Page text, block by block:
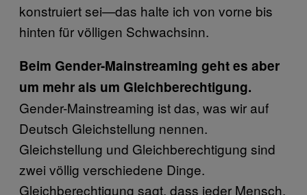
konstruiert sei—das halte ich von vorne bis
hinten für völligen Schwachsinn.
Beim Gender-Mainstreaming geht es aber
um mehr als um Gleichberechtigung.
Gender-Mainstreaming ist das, was wir auf
Deutsch Gleichstellung nennen.
Gleichstellung und Gleichberechtigung sind
zwei völlig verschiedene Dinge.
Gleichberechtigung sagt, dass jeder Mensch,